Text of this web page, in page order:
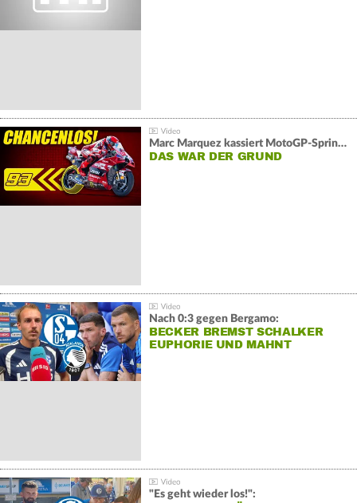
Marc Marquez kassiert MotoGP-Sprint-Schlappe:
DAS WAR DER GRUND
Nach 0:3 gegen Bergamo:
BECKER BREMST SCHALKER
EUPHORIE UND MAHNT
"Es geht wieder los!":